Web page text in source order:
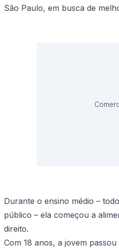
São Paulo, em busca de
Durante o ensino médio –
público – ela começou a
direito.
Com 18 anos, a jovem